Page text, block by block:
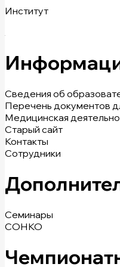
Институт
Сведения об
Перечень документов
Медицинская
Старый сайт
Контакты
Сотрудники
Семинары
СОНКО